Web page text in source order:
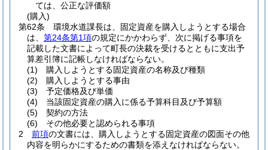
ては、公正な評価額
(購入)
第62条
環境水道課長は、固定資産を購入しようとする場合
は、 第24条第1項の規定にかかわらず、次に掲げる事項を
記載した文書によって町長の決裁を受けるとともに支出予
算差引簿に記帳しなければならない。
(1)
購入しようとする固定資産の名称及び種類
(2)
購入しようとする事由
(3)
予定価格及び単価
(4)
当該固定資産の購入に係る予算科目及び予算額
(5)
契約の方法
(6)
その他必要と認められる事項
2
前項の文書には、購入しようとする固定資産の図面その他
内容を明らかにするための書類を添えなければならない。